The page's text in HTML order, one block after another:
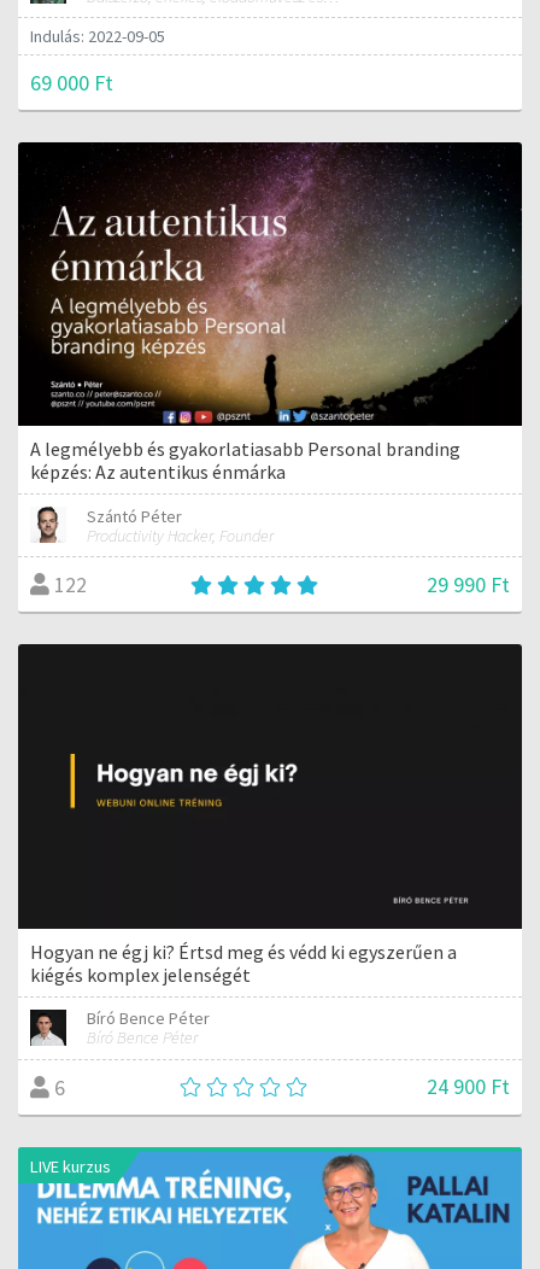
Indulás: 2022-09-05
69 000 Ft
A legmélyebb és gyakorlatiasabb Personal branding
képzés: Az autentikus énmárka
Szántó Péter
Productivity Hacker, Founder
122 29 990 Ft
Hogyan ne égj ki? Értsd meg és védd ki egyszerűen a
kiégés komplex jelenségét
Bíró Bence Péter
Bíró Bence Péter
6 24 900 Ft
LIVE kurzus